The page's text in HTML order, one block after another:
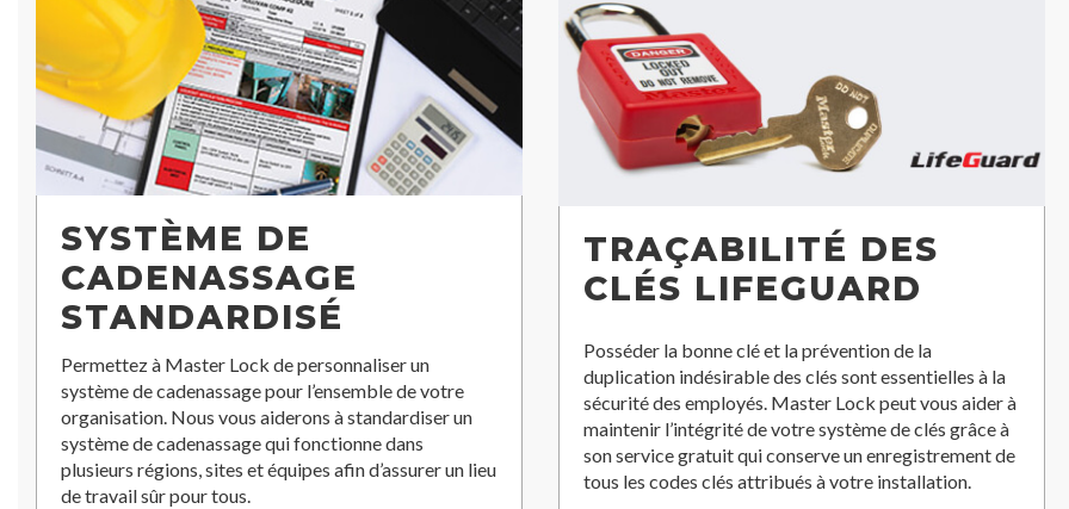
SYSTÈME DE
CADENASSAGE
STANDARDISÉ
Permettez à Master Lock de personnaliser un
système de cadenassage pour l’ensemble de votre
organisation. Nous vous aiderons à standardiser un
système de cadenassage qui fonctionne dans
plusieurs régions, sites et équipes afin d’assurer un lieu
de travail sûr pour tous.
TRAÇABILITÉ DES
CLÉS LIFEGUARD
Posséder la bonne clé et la prévention de la
duplication indésirable des clés sont essentielles à la
sécurité des employés. Master Lock peut vous aider à
maintenir l’intégrité de votre système de clés grâce à
son service gratuit qui conserve un enregistrement de
tous les codes clés attribués à votre installation.